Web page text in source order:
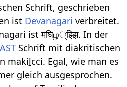
Schrift, geschrieben
ist Devanagari verbreitet.
ist मघिழ्झ्झि. In der
Schrift mit diakritischen
makiḻcci. Egal, wie man es
gleich ausgesprochen.